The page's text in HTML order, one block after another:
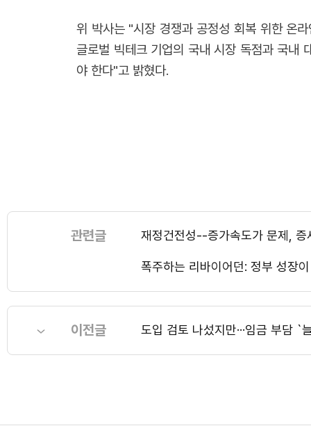
위 박사는 "시장 경쟁과 공정성 회복 위한 온
글로벌 빅테크 기업의 국내 시장 독점과 국내
야 한다"고 밝혔다.
관련글 재정건전성--증가속도가 문제, 증
폭주하는 리바이어던: 정부 성장
이전글 도입 검토 나섰지만···임금 부담